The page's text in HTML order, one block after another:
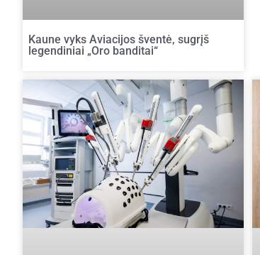
Kaune vyks Aviacijos šventė, sugrįš
legendiniai „Oro banditai“